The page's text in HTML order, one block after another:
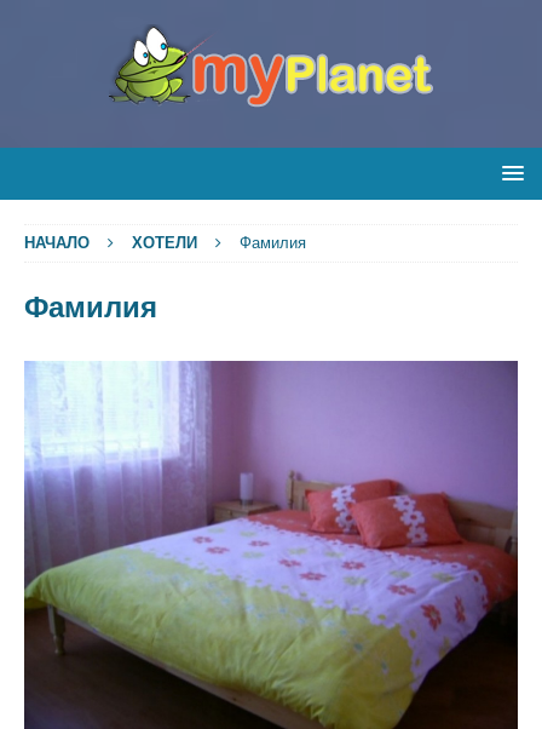
НАЧАЛО ХОТЕЛИ Фамилия
Фамилия